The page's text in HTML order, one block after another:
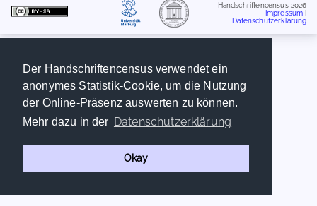
Der Handschriftencensus verwendet ein
anonymes Statistik-Cookie, um die Nutzung
der Online-Präsenz auswerten zu können.
Mehr dazu in der Datenschutzerklärung
Okay
Handschriftencensus 2026
Impressum
Datenschutzerklärung